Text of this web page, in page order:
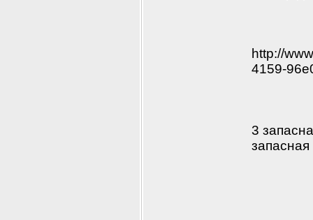
http://
4159-
3
запасная